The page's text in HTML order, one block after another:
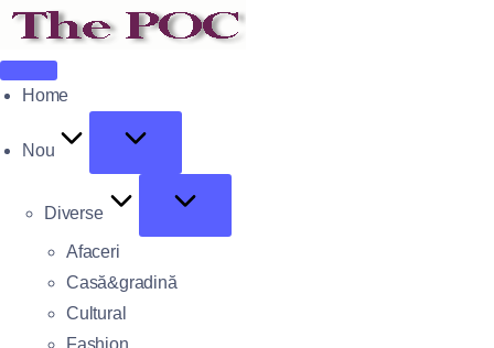
Home
Nou
Diverse
Afaceri
Casă&gradină
Cultural
Fashion